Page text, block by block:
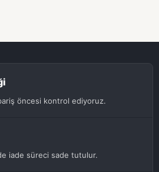
öncesi kontrol ediyoruz.
iade süreci sade tutulur.